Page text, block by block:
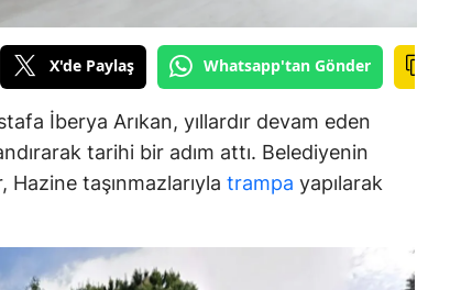
X'de Paylaş Whatsapp'tan Gönder
İberya Arıkan, yıllardır devam eden
tarihi bir adım attı. Belediyenin
taşınmazlarıyla trampa yapılarak